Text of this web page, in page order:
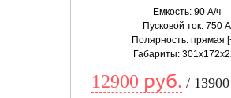
Емкость: 90 А/ч
Пусковой ток: 750 А
Полярность: прямая
Габариты:
12900 руб. /